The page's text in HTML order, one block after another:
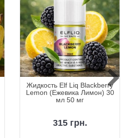
Жидкость Elf Liq Blackberry
Lemon (Ежевика Лимон) 30
мл 50 мг
315 грн.